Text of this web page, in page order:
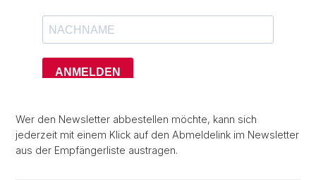
Wer den Newsletter abbestellen möchte, kann sich
jederzeit mit einem Klick auf den Abmeldelink im Newsletter
aus der Empfängerliste austragen.